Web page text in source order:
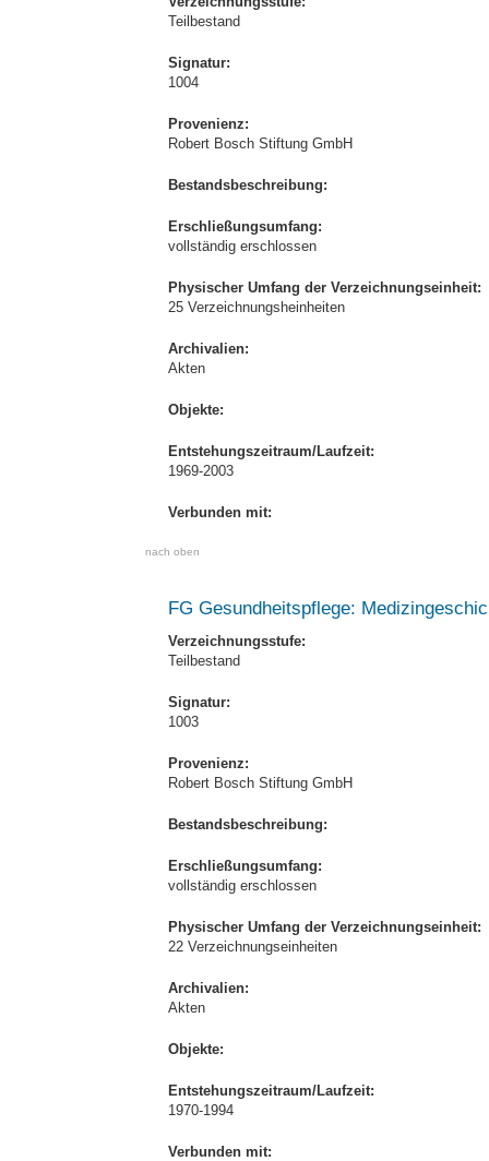
Teilbestand
Signatur:
1004
Provenienz:
Robert Bosch Stiftung GmbH
Bestandsbeschreibung:
Erschließungsumfang:
vollständig erschlossen
Physischer Umfang der Verzeichnungseinheit:
25 Verzeichnungsheinheiten
Archivalien:
Akten
Objekte:
Entstehungszeitraum/Laufzeit:
1969-2003
Verbunden mit:
nach oben
FG Gesundheitspflege:
Verzeichnungsstufe:
Teilbestand
Signatur:
1003
Provenienz:
Robert Bosch Stiftung GmbH
Bestandsbeschreibung:
Erschließungsumfang:
vollständig erschlossen
Physischer Umfang der Verzeichnungseinheit:
22 Verzeichnungseinheiten
Archivalien:
Akten
Objekte:
Entstehungszeitraum/Laufzeit:
1970-1994
Verbunden mit: